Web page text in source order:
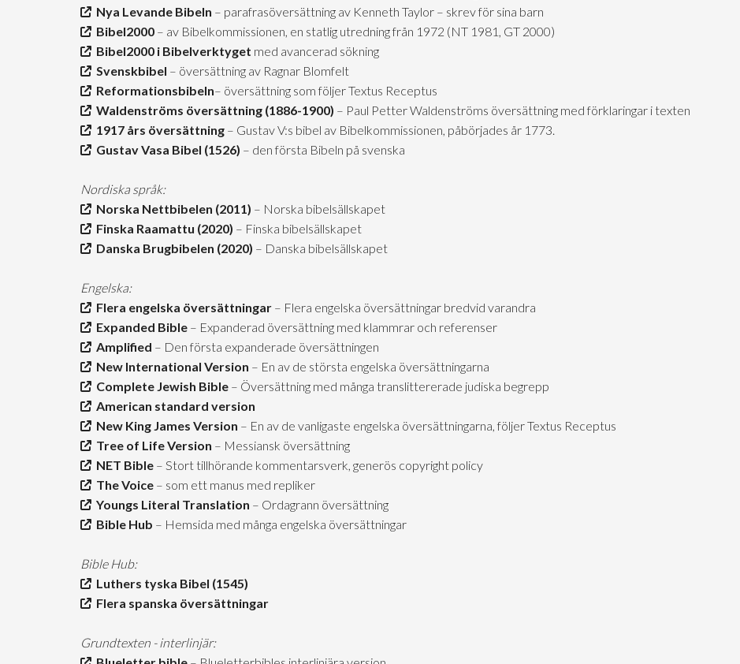
Nya Levande Bibeln – parafrasöversättning av Kenneth Taylor – skrev för sina barn
Bibel2000 – av Bibelkommissionen, en statlig utredning från 1972 (NT 1981, GT 2000)
Bibel2000 i Bibelverktyget med avancerad sökning
Svenskbibel – översättning av Ragnar Blomfelt
Reformationsbibeln– översättning som följer Textus Receptus
Waldenströms översättning (1886-1900) – Paul Petter Waldenströms översättning med förklaringar i texten
1917 års översättning – Gustav V:s bibel av Bibelkommissionen, påbörjades år 1773.
Gustav Vasa Bibel (1526) – den första Bibeln på svenska
Nordiska språk:
Norska Nettbibelen (2011) – Norska bibelsällskapet
Finska Raamattu (2020) – Finska bibelsällskapet
Danska Brugbibelen (2020) – Danska bibelsällskapet
Engelska:
Flera engelska översättningar – Flera engelska översättningar bredvid varandra
Expanded Bible – Expanderad översättning med klammrar och referenser
Amplified – Den första expanderade översättningen
New International Version – En av de största engelska översättningarna
Complete Jewish Bible – Översättning med många translittererade judiska begrepp
American standard version
New King James Version – En av de vanligaste engelska översättningarna, följer Textus Receptus
Tree of Life Version – Messiansk översättning
NET Bible – Stort tillhörande kommentarsverk, generös copyright policy
The Voice – som ett manus med repliker
Youngs Literal Translation – Ordagrann översättning
Bible Hub – Hemsida med många engelska översättningar
Bible Hub:
Luthers tyska Bibel (1545)
Flera spanska översättningar
Grundtexten - interlinjär: